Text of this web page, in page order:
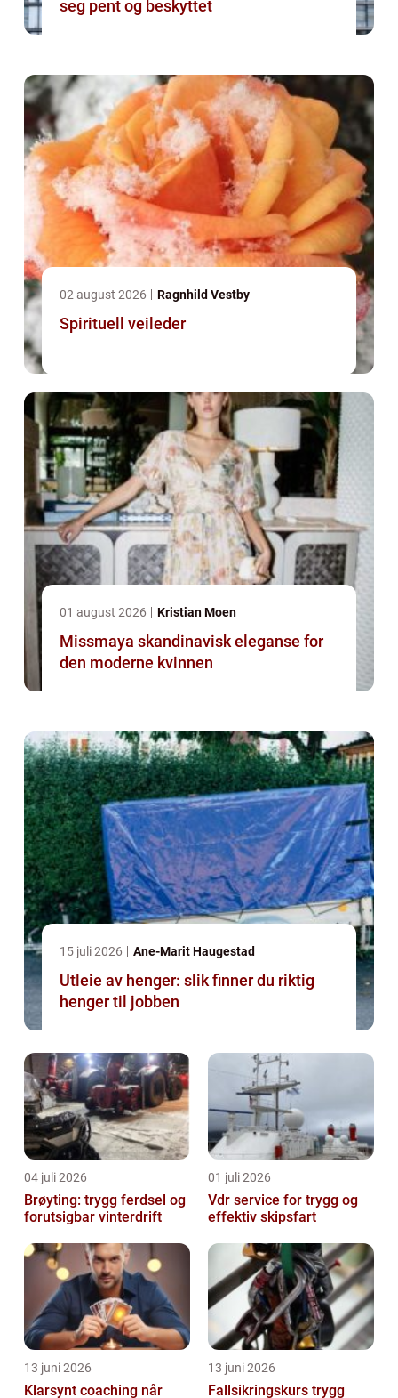
seg pent og beskyttet
02 august 2026 Ragnhild Vestby
Spirituell veileder
01 august 2026 Kristian Moen
Missmaya skandinavisk eleganse for
den moderne kvinnen
15 juli 2026 Ane-Marit Haugestad
Utleie av henger: slik finner du riktig
henger til jobben
04 juli 2026
Brøyting: trygg ferdsel og
forutsigbar vinterdrift
01 juli 2026
Vdr service for trygg og
effektiv skipsfart
13 juni 2026
Klarsynt coaching når
13 juni 2026
Fallsikringskurs trygg